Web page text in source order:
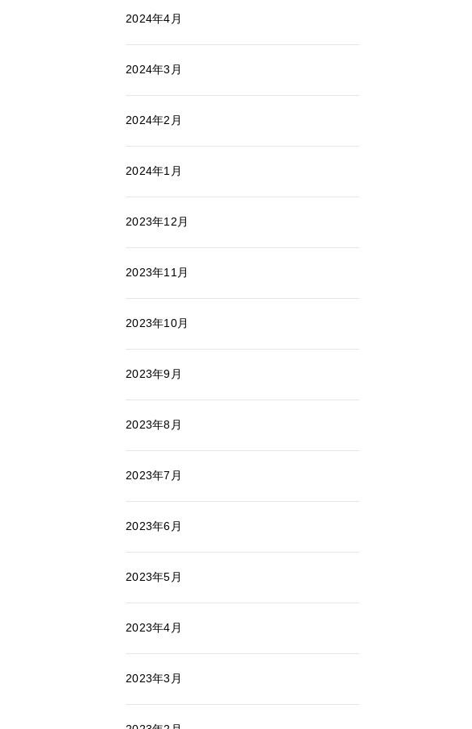
2024年4月
2024年3月
2024年2月
2024年1月
2023年12月
2023年11月
2023年10月
2023年9月
2023年8月
2023年7月
2023年6月
2023年5月
2023年4月
2023年3月